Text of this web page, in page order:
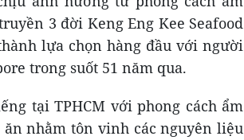
3 đời Keng Eng Kee Seafood
lựa chọn hàng đầu với người
trong suốt 51 năm qua.
tại TPHCM với phong cách ẩm
nhằm tôn vinh các nguyên liệu